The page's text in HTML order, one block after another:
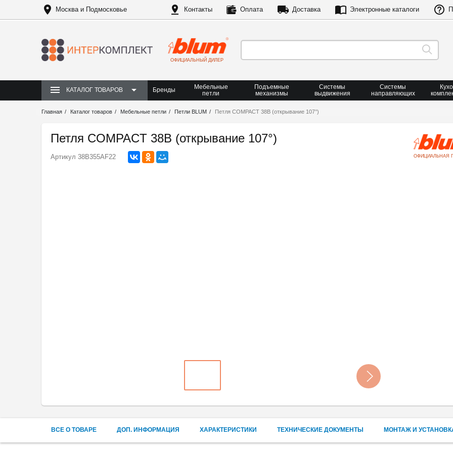
Москва и Подмосковье Контакты Оплата Доставка Электронные каталоги
ОФИЦИАЛЬНЫЙ ДИЛЕР
КАТАЛОГ ТОВАРОВ Бренды
Мебельные
петли
Подъемные
механизмы
Системы
выдвижения
Системы
направляющих
Главная Каталог товаров Мебельные петли Петли BLUM Петля COMPACT 38B (открывание 107°)
Петля COMPACT 38B (открывание 107°)
ОФИЦИАЛЬНАЯ
Артикул 38B355AF22
ВСЕ О ТОВАРЕ ДОП. ИНФОРМАЦИЯ ХАРАКТЕРИСТИКИ ТЕХНИЧЕСКИЕ ДОКУМЕНТЫ МОНТАЖ И